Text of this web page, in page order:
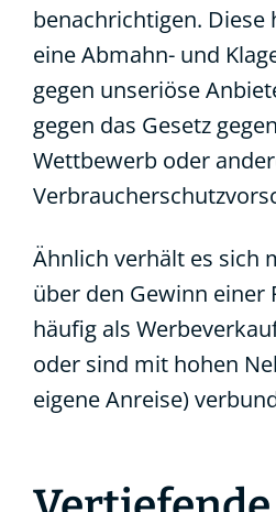
benachrichtigen. Diese
eine Abmahn- und
gegen unseriöse
gegen das Gesetz
Wettbewerb oder
Ähnlich verhält es sich
über den Gewinn einer
häufig als
oder sind mit hohen
eigene Anreise)